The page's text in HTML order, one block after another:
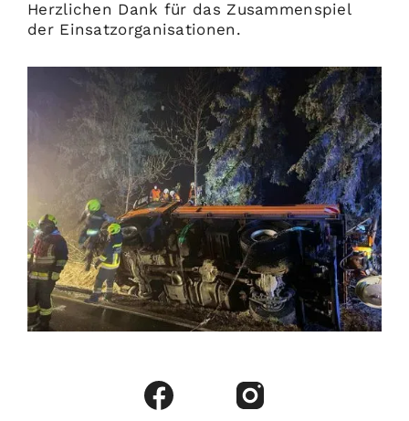
Herzlichen Dank für das Zusammenspiel
der Einsatzorganisationen.